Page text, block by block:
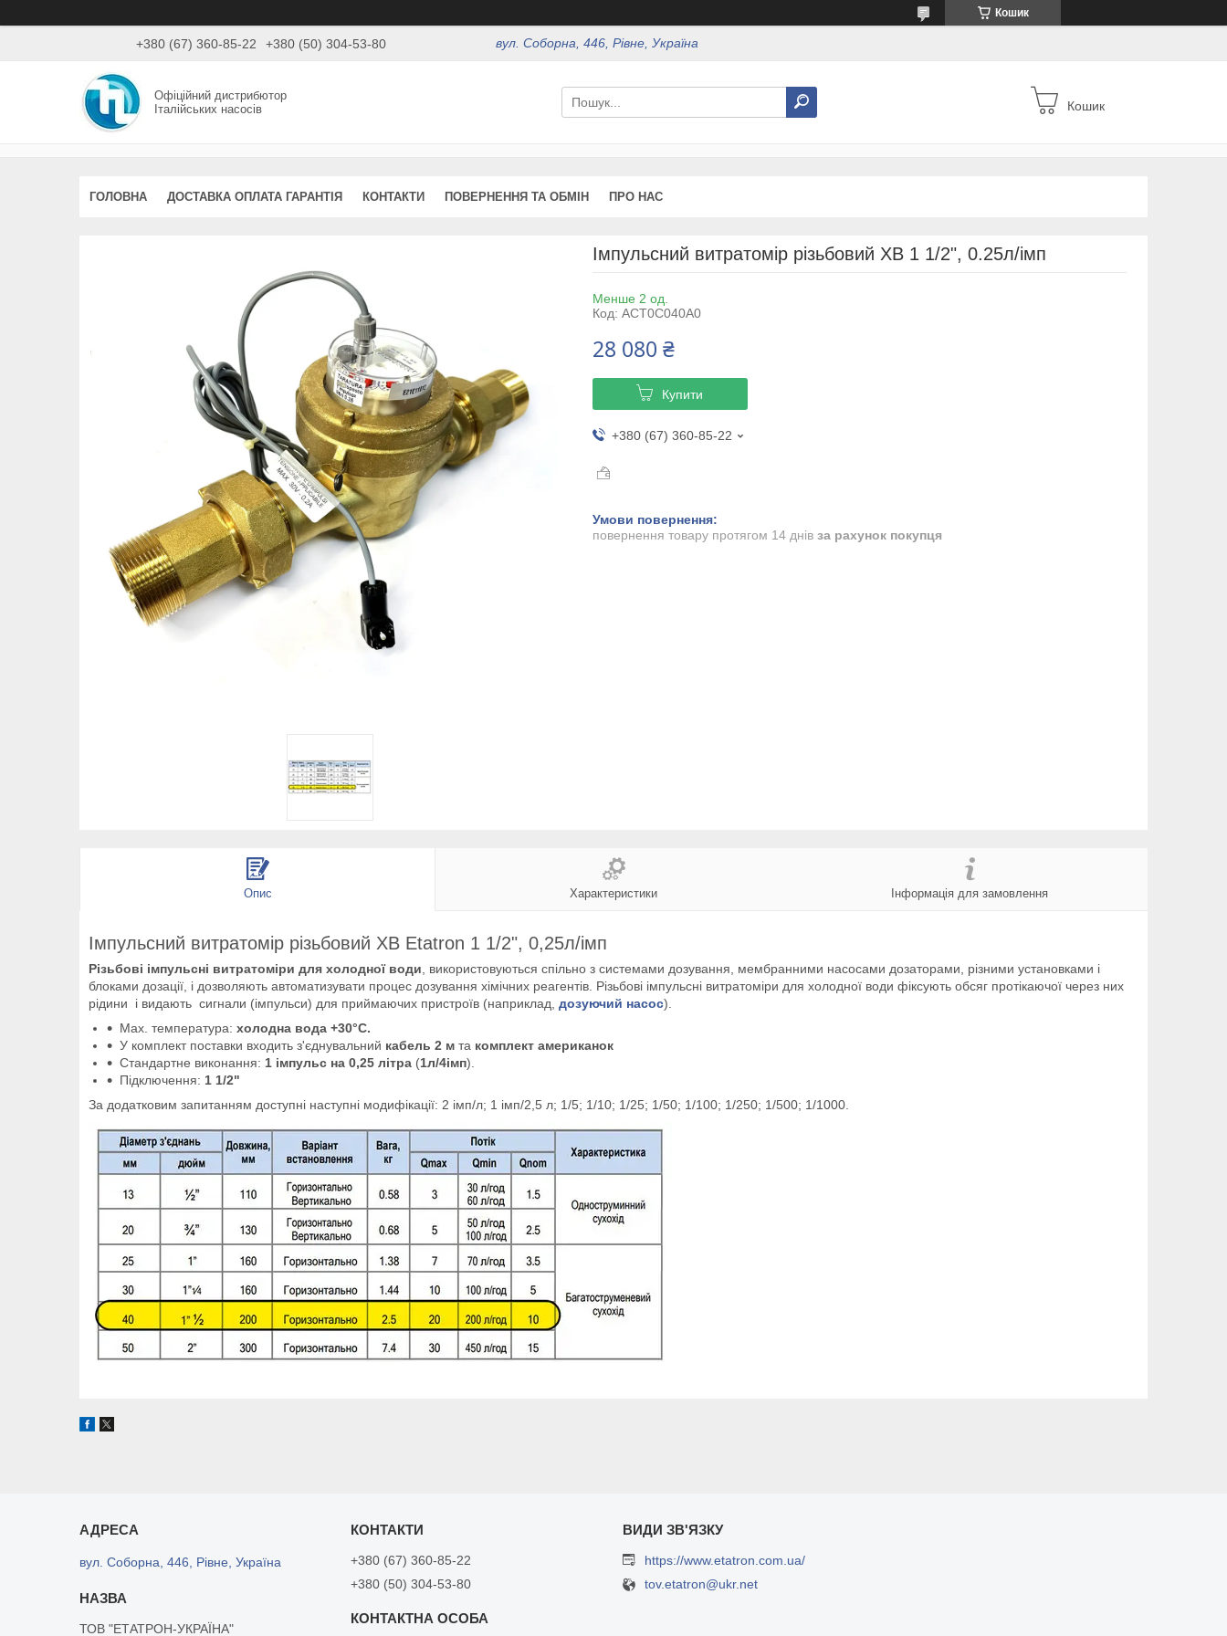
Кошик
+380 (67) 360-85-22 +380 (50) 304-53-80 вул. Соборна, 446, Рівне, Україна
Офіційний дистрибютор
Італійських насосів
Кошик
ГОЛОВНА ДОСТАВКА ОПЛАТА ГАРАНТІЯ КОНТАКТИ ПОВЕРНЕННЯ ТА ОБМІН ПРО НАС
Імпульсний витратомір різьбовий ХВ 1 1/2", 0.25л/імп
Менше 2 од.
Код: ACT0C040A0
28 080 ₴
Купити
+380 (67) 360-85-22
повернення товару протягом 14 днів за рахунок покупця
Опис Характеристики Інформація для замовлення
Імпульсний витратомір різьбовий ХВ Etatron 1 1/2", 0,25л/імп
Різьбові імпульсні витратоміри для холодної води , використовуються спільно з системами дозування, мембранними насосами дозаторами, різними установками і
блоками дозації, і дозволяють автоматизувати процес дозування хімічних реагентів. Різьбові імпульсні витратоміри для холодної води фіксують обсяг протікаючої через них
рідини і видають сигнали (імпульси) для приймаючих пристроїв (наприклад, дозуючий насос).
Max. температура: холодна вода +30°C.
У комплект поставки входить з'єднувальний кабель 2 м та комплект американок
Стандартне виконання: 1 імпульс на 0,25 літра (1л/4імп).
Підключення: 1 1/2"
За додатковим запитанням доступні наступні модифікації: 2 імп/л; 1 імп/2,5 л; 1/5; 1/10; 1/25; 1/50; 1/100; 1/250; 1/500; 1/1000.
вул. Соборна, 446, Рівне, Україна
ТОВ "ЕТАТРОН-УКРАЇНА"
+380 (67) 360-85-22
+380 (50) 304-53-80
https://www.etatron.com.ua/
tov.etatron@ukr.net